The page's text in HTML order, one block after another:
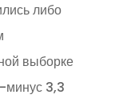
либо
выборке
минус 3,3